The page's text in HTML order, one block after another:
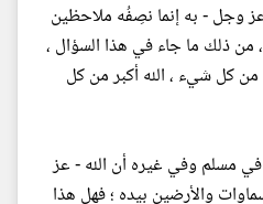
وجل - به إنما نصِفُه ملاحظين
ذلك ما جاء في هذا السؤال ،
من كل شيء ، الله أكبر من كل
مسلم وفي غيره أن الله - عز
والأرضين بيده ؛ فهل هذا